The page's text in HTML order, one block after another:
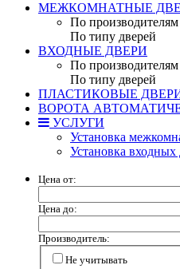
МЕЖКОМНАТНЫЕ
По производителям
По типу дверей
ВХОДНЫЕ ДВЕРИ
По производителям
По типу дверей
ПЛАСТИКОВЫЕ
ВОРОТА
УСЛУГИ
Установка
Установка входных
Цена от:
Цена до:
Производитель:
Не учитывать